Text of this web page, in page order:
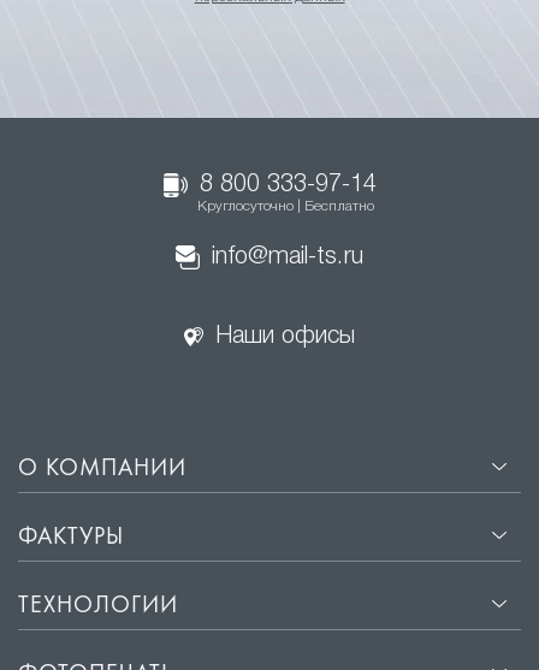
8 800 333-97-14
Круглосуточно | Бесплатно
info@mail-ts.ru
Наши офисы
О КОМПАНИИ
ФАКТУРЫ
ТЕХНОЛОГИИ